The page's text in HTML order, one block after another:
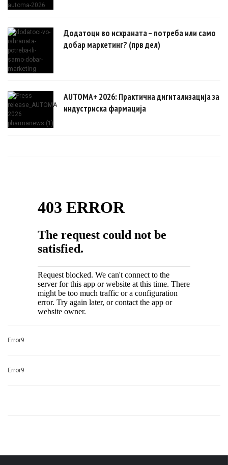
Додатоци во исхраната – потреба или само
добар маркетинг? (прв дел)
AUTOMA+ 2026: Практична дигитализација за
индустриска фармација
Error9
Error9